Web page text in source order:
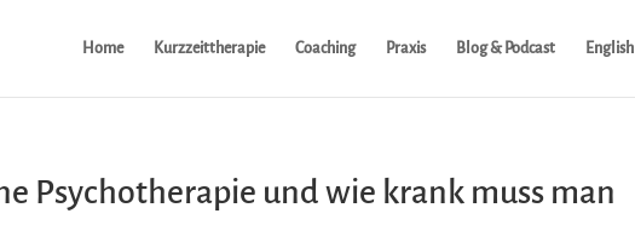
Home Kurzzeittherapie Coaching Praxis Blog & Podcast English
Psychotherapie und wie krank muss man